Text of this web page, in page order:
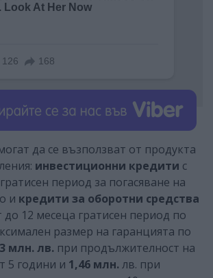
да се възползват от продукта
инвестиционни кредити с
период за погасяване на
и кредити за оборотни средства
12 месеца гратисен период по
размер на гаранцията по
млн. лв. при продължителност на
5 години и 1,46 млн. лв. при